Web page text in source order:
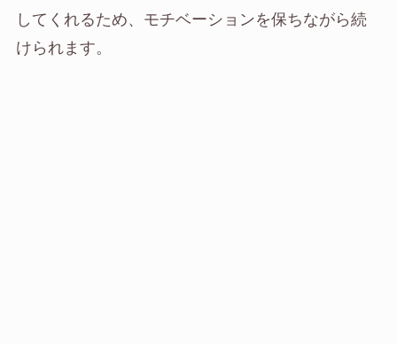
してくれるため、モチベーションを保ちながら続
けられます。